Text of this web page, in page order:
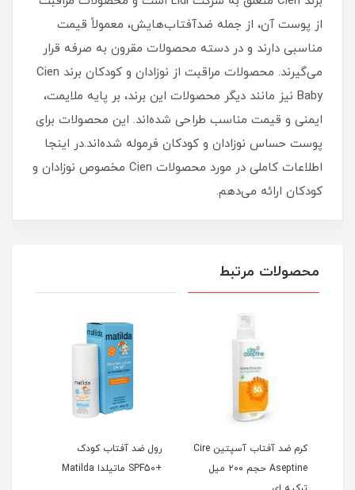
از پوست آن، از جمله ضدآفتاب‌هایش، معمولاً قیمت
مناسبی دارند و در دسته محصولات مقرون‌ به‌ صرفه قرار
می‌گیرند. محصولات مراقبت از نوزادان و کودکان برند Cien
Baby نیز مانند دیگر محصولات این برند، بر پایه ملایمت،
ایمنی و قیمت مناسب طراحی شده‌اند. این محصولات برای
پوست حساس نوزادان و کودکان فرموله شده‌اند.در اینجا
اطلاعات کاملی در مورد محصولات Cien مخصوص نوزادان و
کودکان ارائه می‌دهم.
محصولات مرتبط
کرم ضد آفتاب آسپتین Cire
Aseptine حجم ۲۰۰ میل
رول ضد آفتاب کودک
+SPF50 ماتیلدا Matilda